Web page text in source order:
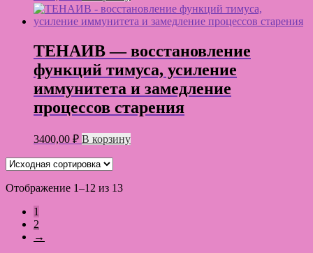
ТЕНАИВ — восстановление
функций тимуса, усиление
иммунитета и замедление
процессов старения
3400,00 ₽ В корзину
Отображение 1–12 из 13
1
2
→